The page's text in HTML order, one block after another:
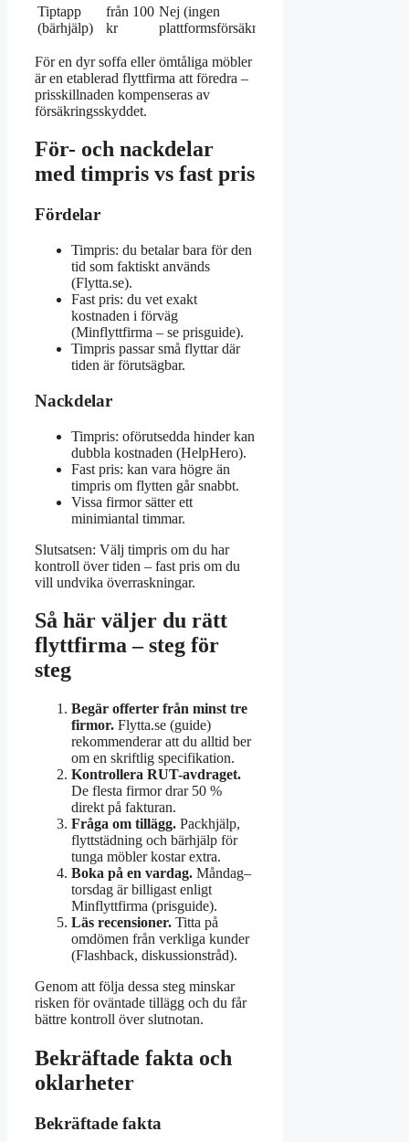
Tiptapp
(bärhjälp)
från 100
kr
Nej (ingen
plattformsförsäkring)
För en dyr soffa eller ömtåliga möbler
är en etablerad flyttfirma att föredra –
prisskillnaden kompenseras av
försäkringsskyddet.
För- och nackdelar
med timpris vs fast pris
Fördelar
Timpris: du betalar bara för den
tid som faktiskt används
(Flytta.se).
Fast pris: du vet exakt
kostnaden i förväg
(Minflyttfirma – se prisguide).
Timpris passar små flyttar där
tiden är förutsägbar.
Nackdelar
Timpris: oförutsedda hinder kan
dubbla kostnaden (HelpHero).
Fast pris: kan vara högre än
timpris om flytten går snabbt.
Vissa firmor sätter ett
minimiantal timmar.
Slutsatsen: Välj timpris om du har
kontroll över tiden – fast pris om du
vill undvika överraskningar.
Så här väljer du rätt
flyttfirma – steg för
steg
Begär offerter från minst tre
firmor. Flytta.se (guide)
rekommenderar att du alltid ber
om en skriftlig specifikation.
Kontrollera RUT-avdraget.
De flesta firmor drar 50 %
direkt på fakturan.
Fråga om tillägg. Packhjälp,
flyttstädning och bärhjälp för
tunga möbler kostar extra.
Boka på en vardag. Måndag–
torsdag är billigast enligt
Minflyttfirma (prisguide).
Läs recensioner. Titta på
omdömen från verkliga kunder
(Flashback, diskussionstråd).
Genom att följa dessa steg minskar
risken för oväntade tillägg och du får
bättre kontroll över slutnotan.
Bekräftade fakta och
oklarheter
Bekräftade fakta